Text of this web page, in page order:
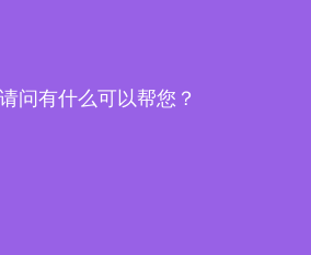
问有什么可以帮您？